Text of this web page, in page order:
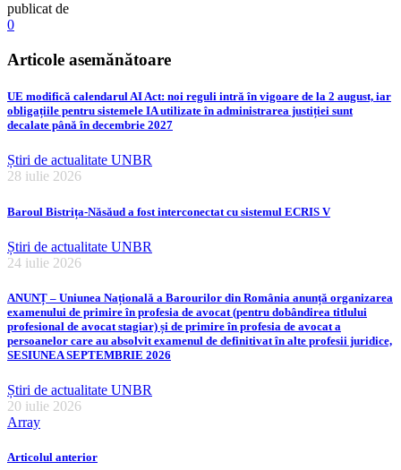
publicat de
0
Articole asemănătoare
UE modifică calendarul AI Act: noi reguli intră în vigoare de la 2 august, iar
obligațiile pentru sistemele IA utilizate în administrarea justiției sunt
decalate până în decembrie 2027
Știri de actualitate UNBR
28 iulie 2026
Baroul Bistrița-Năsăud a fost interconectat cu sistemul ECRIS V
Știri de actualitate UNBR
24 iulie 2026
ANUNȚ – Uniunea Națională a Barourilor din România anunță organizarea
examenului de primire în profesia de avocat (pentru dobândirea titlului
profesional de avocat stagiar) și de primire în profesia de avocat a
persoanelor care au absolvit examenul de definitivat în alte profesii juridice,
SESIUNEA SEPTEMBRIE 2026
Știri de actualitate UNBR
20 iulie 2026
Array
Articolul anterior